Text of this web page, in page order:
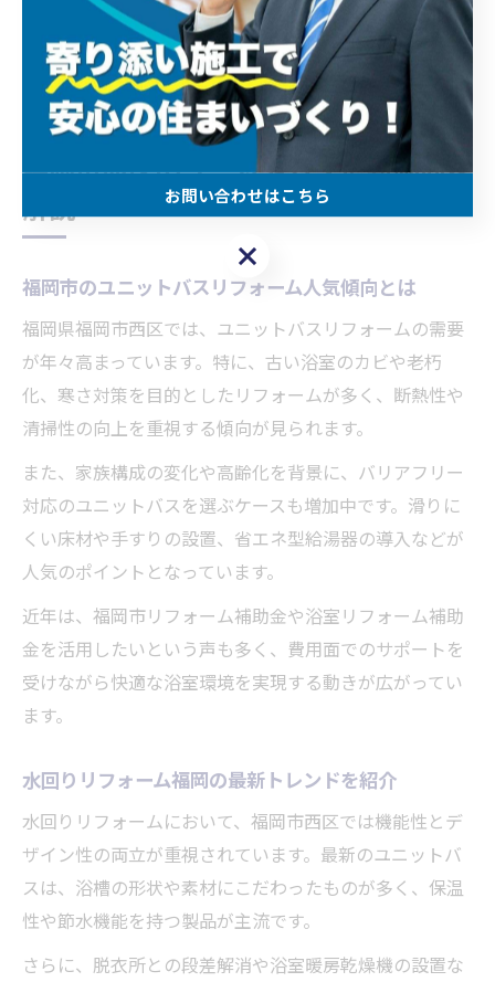
め、リフォームを検討している方は早めの行動がおすす
めです。
福岡市西区のユニットバス最新動向を
解説
福岡市のユニットバスリフォーム人気傾向とは
福岡県福岡市西区では、ユニットバスリフォームの需要
が年々高まっています。特に、古い浴室のカビや老朽
化、寒さ対策を目的としたリフォームが多く、断熱性や
清掃性の向上を重視する傾向が見られます。
また、家族構成の変化や高齢化を背景に、バリアフリー
対応のユニットバスを選ぶケースも増加中です。滑りに
くい床材や手すりの設置、省エネ型給湯器の導入などが
人気のポイントとなっています。
近年は、福岡市リフォーム補助金や浴室リフォーム補助
金を活用したいという声も多く、費用面でのサポートを
受けながら快適な浴室環境を実現する動きが広がってい
ます。
水回りリフォーム福岡の最新トレンドを紹介
水回りリフォームにおいて、福岡市西区では機能性とデ
ザイン性の両立が重視されています。最新のユニットバ
スは、浴槽の形状や素材にこだわったものが多く、保温
性や節水機能を持つ製品が主流です。
さらに、脱衣所との段差解消や浴室暖房乾燥機の設置な
お問い合わせはこちら
お問い合わせはこちら